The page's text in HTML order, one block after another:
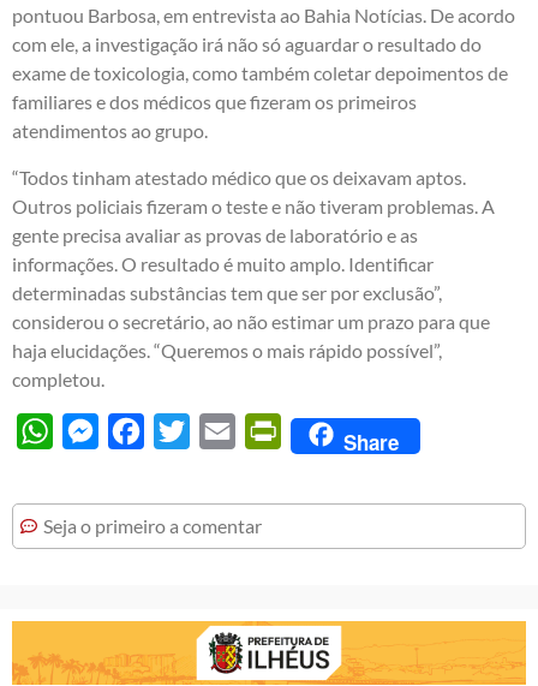
pontuou Barbosa, em entrevista ao Bahia Notícias. De acordo
com ele, a investigação irá não só aguardar o resultado do
exame de toxicologia, como também coletar depoimentos de
familiares e dos médicos que fizeram os primeiros
atendimentos ao grupo.
“Todos tinham atestado médico que os deixavam aptos.
Outros policiais fizeram o teste e não tiveram problemas. A
gente precisa avaliar as provas de laboratório e as
informações. O resultado é muito amplo. Identificar
determinadas substâncias tem que ser por exclusão”,
considerou o secretário, ao não estimar um prazo para que
haja elucidações. “Queremos o mais rápido possível”,
completou.
WhatsAppMessengerFacebook
Twitter Email PrintFriendly
Share
Seja o primeiro a comentar